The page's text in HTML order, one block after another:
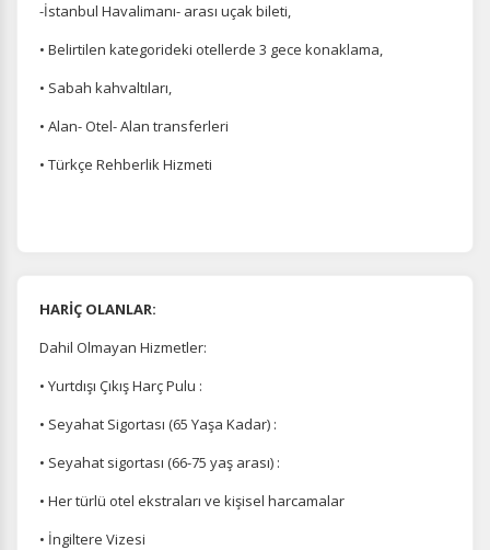
-İstanbul Havalimanı- arası uçak bileti,
• Belirtilen kategorideki otellerde 3 gece konaklama,
• Sabah kahvaltıları,
• Alan- Otel- Alan transferleri
• Türkçe Rehberlik Hizmeti
HARİÇ OLANLAR:
Dahil Olmayan Hizmetler:
• Yurtdışı Çıkış Harç Pulu :
• Seyahat Sigortası (65 Yaşa Kadar) :
• Seyahat sigortası (66-75 yaş arası) :
• Her türlü otel ekstraları ve kişisel harcamalar
• İngiltere Vizesi